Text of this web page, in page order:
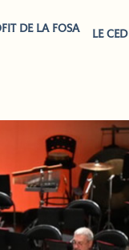
DE LA FOSA
LE CED